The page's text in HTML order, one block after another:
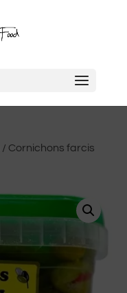
/ Cornichons farcis